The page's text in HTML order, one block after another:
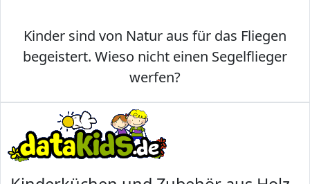
Kinder sind von Natur aus für das Fliegen
begeistert. Wieso nicht einen Segelflieger
werfen?